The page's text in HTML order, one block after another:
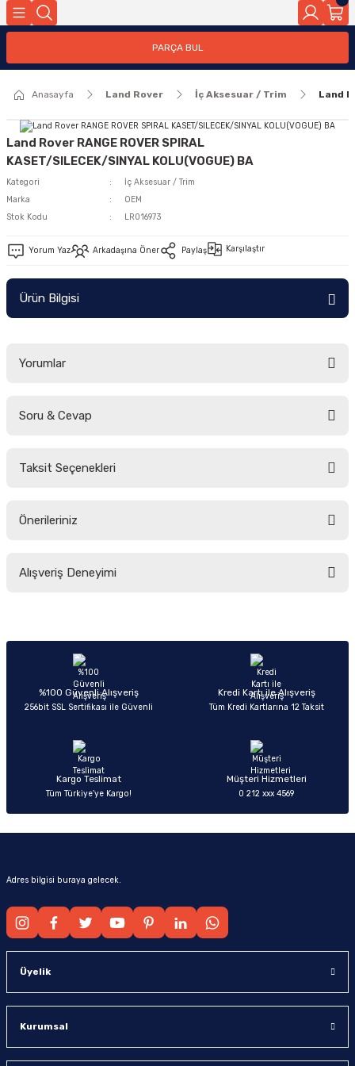
PARÇA BUL
Anasayfa Land Rover İç Aksesuar / Trim Land
Land Rover RANGE ROVER SPIRAL
KASET/SILECEK/SINYAL KOLU(VOGUE) BA
Kategori
İç Aksesuar / Trim
Marka
OEM
Stok Kodu
LR016973
Yorum Yaz Arkadaşına Öner Paylaş Karşılaştır
Ürün Bilgisi
Yorumlar
Soru & Cevap
Taksit Seçenekleri
Önerileriniz
yetersiz gördüğünüz noktaları öneri formunu kullanarak tarafımıza
Ürün açıklamasında eksik bilgiler bulunuyor.
Ürün bilgilerinde hatalar bulunuyor.
Ürün fiyatı diğer sitelerden daha pahalı.
Alışveriş Deneyimi
Sitemize ilk yorumu siz yapın!
%100 Güvenli Alışveriş
256bit SSL Sertifikası ile Güvenli
Kredi Kartı ile Alışveriş
Tüm Kredi Kartlarına 12 Taksit
Kargo Teslimat
Tüm Türkiye’ye Kargo!
Müşteri Hizmetleri
0 212 xxx 4569
Adres bilgisi buraya gelecek.
Üyelik
Kurumsal